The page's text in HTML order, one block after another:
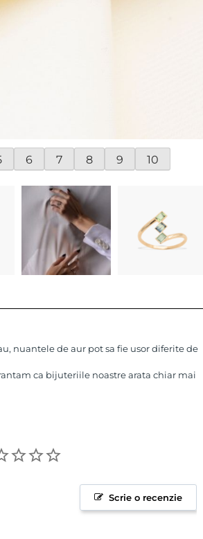
6 7 8 9 10
nuantele de aur pot sa fie usor diferite de
ca bijuteriile noastre arata chiar mai
Scrie o recenzie